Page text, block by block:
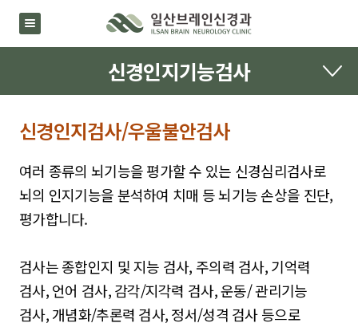
신경인지기능검사
신경인지검사/우울불안검사
여러 종류의 뇌기능을 평가할 수 있는 신경심리검사로
뇌의 인지기능을 분석하여 치매 등 뇌기능 손상을 진단,
평가합니다.
검사는 종합인지 및 지능 검사, 주의력 검사, 기억력
검사, 언어 검사, 감각/지각력 검사, 운동/ 관리기능
검사, 개념화/추론력 검사, 정서/성격 검사 등으로